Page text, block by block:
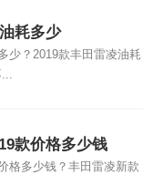
耗多少
少？2019款丰田雷凌油耗
...
款价格多少钱
格多少钱？丰田雷凌新款